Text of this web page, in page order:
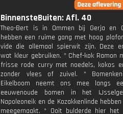
BinnensteBuiten: Afl. 40
Theo-Bert is in Ommen bij Gerja en
hebben een ruime gang met hoog
vide die allemaal spierwit zijn. Deze
wat kleur gebruiken. * Chef-kok Ramon
frisse rode curry met noedels, kokos
zonder vlees of zuivel. *
Eikelboom neemt ons mee langs
eeuwenoude bomen in het
Napoleoneik en de Kozakkenlinde
meegemaakt. * Ooit bulderde hier